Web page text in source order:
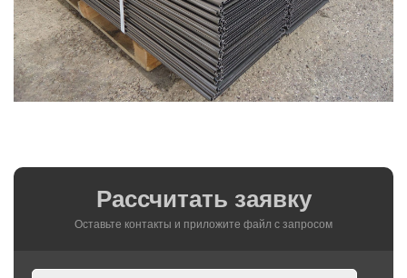
Рассчитать заявку
Оставьте контакты и приложите файл c запросом